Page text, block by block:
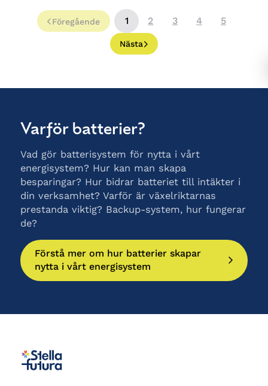
Föregående 1 2 3 4 5
Nästa
Varför batterier?
Vad gör batterisystem för nytta i vårt
energisystem? Hur kan man skapa
besparingar? Hur bidrar batteriet till intäkter i
din verksamhet? Varför är växelriktarnas
prestanda viktig? Backup-system, hur fungerar
de?
Förstå mer om hur batterier skapar
nytta i vårt energisystem